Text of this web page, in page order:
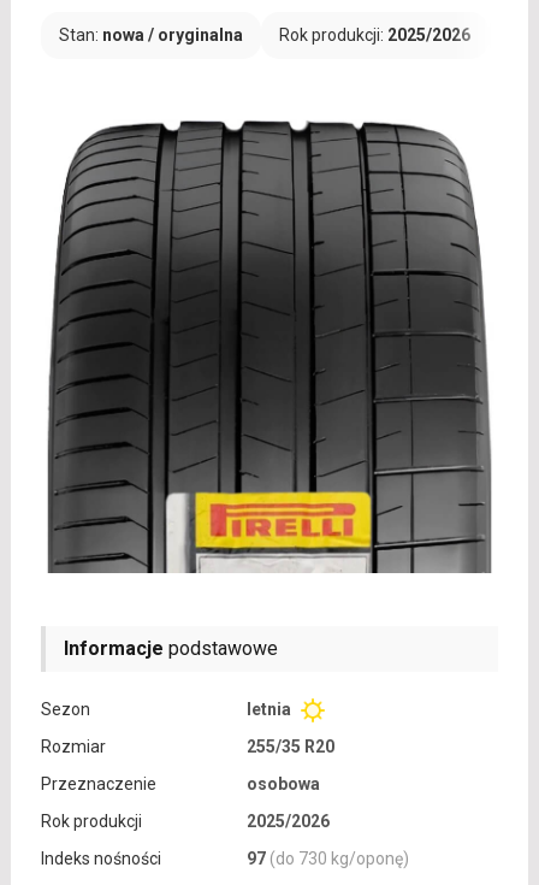
Stan: nowa / oryginalna Rok produkcji: 2025/2026
Informacje podstawowe
Sezon
letnia
Rozmiar
255/35 R20
Przeznaczenie
osobowa
Rok produkcji
2025/2026
Indeks nośności
97 (do 730 kg/oponę)